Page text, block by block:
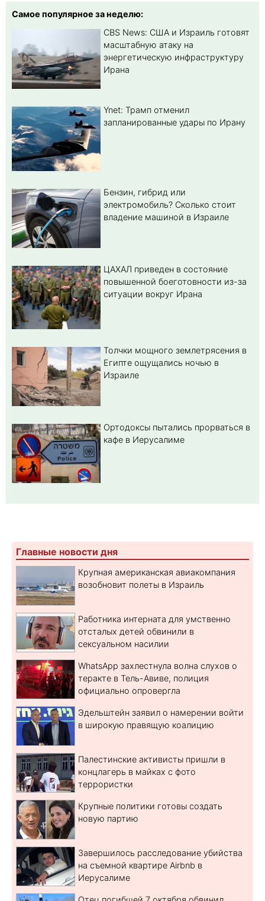
Самое популярное за неделю:
CBS News: США и Израиль готовят
масштабную атаку на
энергетическую инфраструктуру
Ирана
Ynet: Трамп отменил
запланированные удары по Ирану
Бензин, гибрид или
электромобиль? Cколько стоит
владение машиной в Израиле
ЦАХАЛ приведен в состояние
повышенной боеготовности из-за
ситуации вокруг Ирана
Толчки мощного землетрясения в
Египте ощущались ночью в
Израиле
Ортодоксы пытались прорваться в
кафе в Иерусалиме
Главные новости дня
Крупная американская авиакомпания
возобновит полеты в Израиль
Работника интерната для умственно
отсталых детей обвинили в
сексуальном насилии
WhatsApp захлестнула волна слухов о
теракте в Тель-Авиве, полиция
официально опровергла
Эдельштейн заявил о намерении войти
в широкую правящую коалицию
Палестинские активисты пришли в
концлагерь в майках с фото
террористки
Крупные политики готовы создать
новую партию
Завершилось расследование убийства
на съемной квартире Airbnb в
Иерусалиме